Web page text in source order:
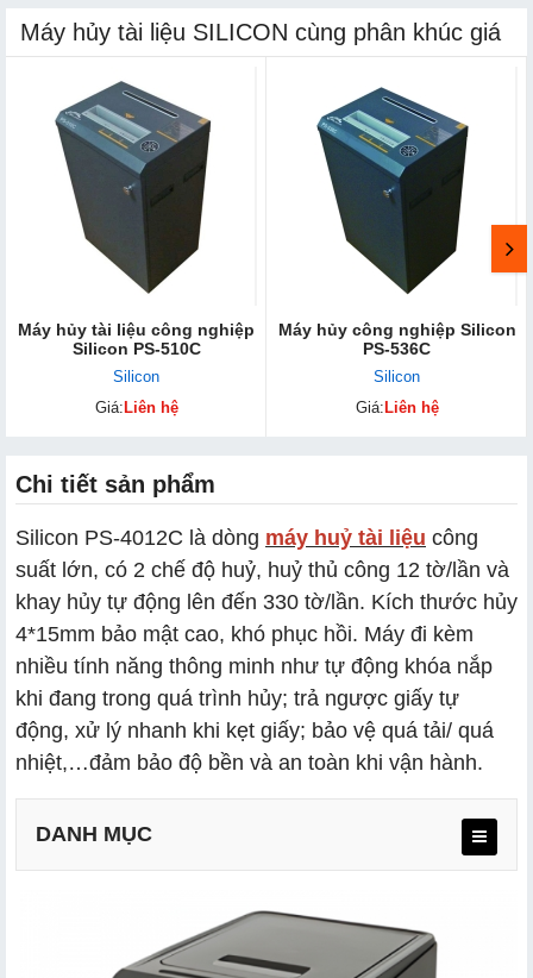
Máy hủy tài liệu SILICON cùng phân khúc giá
Máy hủy tài liệu công nghiệp
Silicon PS-510C
Silicon
Giá: Liên hệ
Máy hủy công nghiệp Silicon
PS-536C
Silicon
Giá: Liên hệ
Chi tiết sản phẩm
Silicon PS-4012C là dòng máy huỷ tài liệu công
suất lớn, có 2 chế độ huỷ, huỷ thủ công 12 tờ/lần và
khay hủy tự động lên đến 330 tờ/lần. Kích thước hủy
4*15mm bảo mật cao, khó phục hồi. Máy đi kèm
nhiều tính năng thông minh như tự động khóa nắp
khi đang trong quá trình hủy; trả ngược giấy tự
động, xử lý nhanh khi kẹt giấy; bảo vệ quá tải/ quá
nhiệt,…đảm bảo độ bền và an toàn khi vận hành.
DANH MỤC